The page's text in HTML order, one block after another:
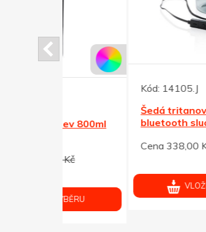
Šedá tritanová láhev s
bluetooth sluchátky 500 ml
Cena 338,00 Kč
VLOŽIT DO VÝBĚRU